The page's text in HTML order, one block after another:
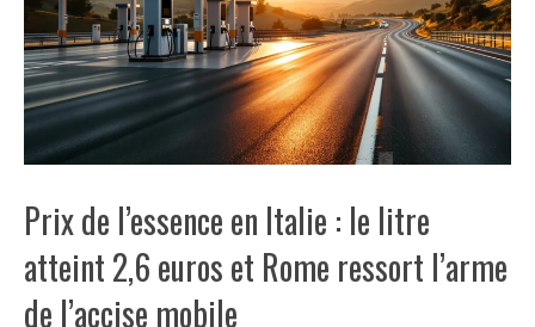
Prix de l’essence en Italie : le litre
atteint 2,6 euros et Rome ressort l’arme
de l’accise mobile